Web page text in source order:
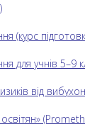
(курс
для учнів 5–9
від